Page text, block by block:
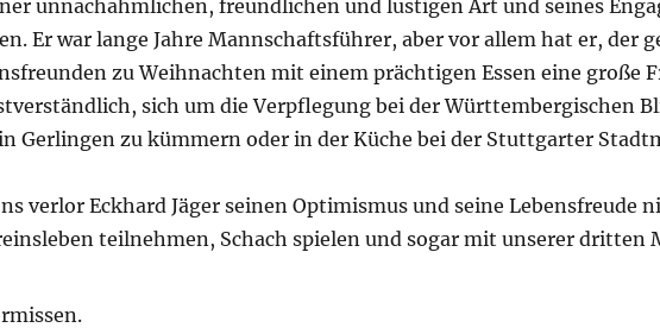
unnachahmlichen, freundlichen und lustigen Art und seines
Er war lange Jahre Mannschaftsführer, aber vor allem hat er, der
zu Weihnachten mit einem prächtigen Essen eine große
sich um die Verpflegung bei der Württembergischen
Gerlingen zu kümmern oder in der Küche bei der Stuttgarter
verlor Eckhard Jäger seinen Optimismus und seine Lebensfreude
teilnehmen, Schach spielen und sogar mit unserer dritten